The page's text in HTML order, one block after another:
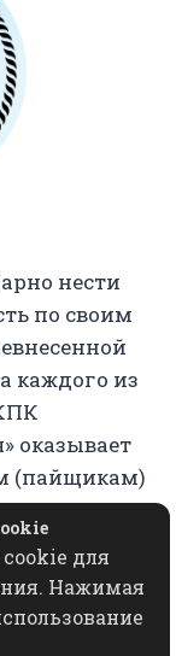
нести
по своим
каждого из
оказывает
(пайщикам)
любых
для
Нажимая